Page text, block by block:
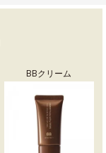
BBクリーム